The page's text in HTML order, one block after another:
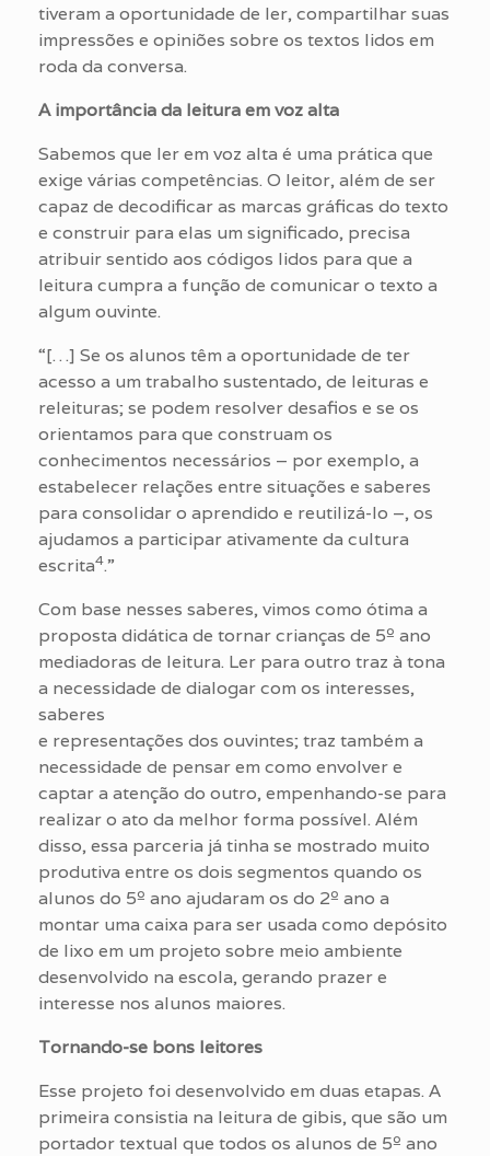
tiveram a oportunidade de ler, compartilhar suas
impressões e opiniões sobre os textos lidos em
roda da conversa.
A importância da leitura em voz alta
Sabemos que ler em voz alta é uma prática que
exige várias competências. O leitor, além de ser
capaz de decodificar as marcas gráficas do texto
e construir para elas um significado, precisa
atribuir sentido aos códigos lidos para que a
leitura cumpra a função de comunicar o texto a
algum ouvinte.
“[…] Se os alunos têm a oportunidade de ter
acesso a um trabalho sustentado, de leituras e
releituras; se podem resolver desafios e se os
orientamos para que construam os
conhecimentos necessários – por exemplo, a
estabelecer relações entre situações e saberes
para consolidar o aprendido e reutilizá-lo –, os
ajudamos a participar ativamente da cultura
escrita4.”
Com base nesses saberes, vimos como ótima a
proposta didática de tornar crianças de 5º ano
mediadoras de leitura. Ler para outro traz à tona
a necessidade de dialogar com os interesses,
saberes
e representações dos ouvintes; traz também a
necessidade de pensar em como envolver e
captar a atenção do outro, empenhando-se para
realizar o ato da melhor forma possível. Além
disso, essa parceria já tinha se mostrado muito
produtiva entre os dois segmentos quando os
alunos do 5º ano ajudaram os do 2º ano a
montar uma caixa para ser usada como depósito
de lixo em um projeto sobre meio ambiente
desenvolvido na escola, gerando prazer e
interesse nos alunos maiores.
Tornando-se bons leitores
Esse projeto foi desenvolvido em duas etapas. A
primeira consistia na leitura de gibis, que são um
portador textual que todos os alunos de 5º ano